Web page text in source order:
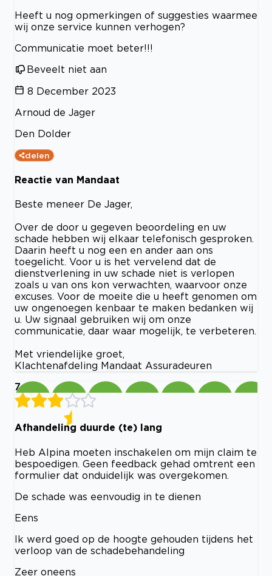
Heeft u nog opmerkingen of suggesties waarmee
wij onze service kunnen verhogen?
Communicatie moet beter!!!
Beveelt niet aan
8 December 2023
Arnoud de Jager
Den Dolder
delen
Reactie van Mandaat
Beste meneer De Jager,
Over de door u gegeven beoordeling en uw
schade hebben wij elkaar telefonisch gesproken.
Daarin heeft u nog een en ander aan ons
toegelicht. Voor u is het vervelend dat de
dienstverlening in uw schade niet is verlopen
zoals u van ons kon verwachten, waarvoor onze
excuses. Voor de moeite die u heeft genomen om
uw ongenoegen kenbaar te maken bedanken wij
u. Uw signaal gebruiken wij om onze
communicatie, daar waar mogelijk, te verbeteren.
Met vriendelijke groet,
Klachtenafdeling Mandaat Assuradeuren
7
Afhandeling duurde (te) lang
Heb Alpina moeten inschakelen om mijn claim te
bespoedigen. Geen feedback gehad omtrent een
formulier dat onduidelijk was overgekomen.
De schade was eenvoudig in te dienen
Eens
Ik werd goed op de hoogte gehouden tijdens het
verloop van de schadebehandeling
Zeer oneens